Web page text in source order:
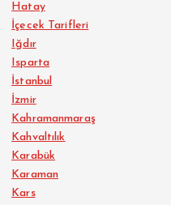
Hatay
İçecek Tarifleri
Iğdır
Isparta
İstanbul
İzmir
Kahramanmaraş
Kahvaltılık
Karabük
Karaman
Kars